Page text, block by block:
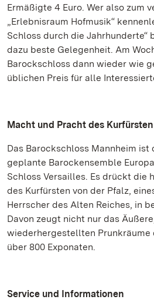
Ermäßigte 4 Euro. Wer also zum
„Erlebnisraum Hofmusik“
Schloss durch die
dazu beste Gelegenheit. Am
Barockschloss dann wieder wie
üblichen Preis für alle
Macht und Pracht des Kurfürsten
Das Barockschloss Mannheim
geplante Barockensemble
Schloss Versailles. Es drückt die
des Kurfürsten von der Pfalz,
Herrscher des Alten Reiches, in
Davon zeugt nicht nur das
wiederhergestellten Prunkräume
über 800 Exponaten.
Service und Informationen